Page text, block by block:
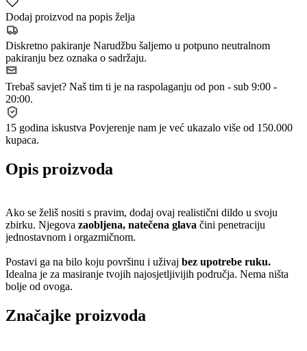
Dodaj proizvod na popis želja
Diskretno pakiranje Narudžbu šaljemo u potpuno neutralnom
pakiranju bez oznaka o sadržaju.
Trebaš savjet? Naš tim ti je na raspolaganju od pon - sub 9:00 -
20:00.
15 godina iskustva Povjerenje nam je već ukazalo više od 150.000
kupaca.
Opis proizvoda
Ako se želiš nositi s pravim, dodaj ovaj realistični dildo u svoju
zbirku. Njegova zaobljena, natečena glava čini penetraciju
jednostavnom i orgazmičnom.
Postavi ga na bilo koju površinu i uživaj bez upotrebe ruku.
Idealna je za masiranje tvojih najosjetljivijih područja. Nema ništa
bolje od ovoga.
Značajke proizvoda